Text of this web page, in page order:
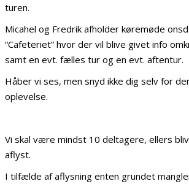
turen.
Micahel og Fredrik afholder køremøde
“Cafeteriet” hvor der vil blive givet info
samt en evt. fælles tur og en evt. aftentur.
Håber vi ses, men snyd ikke dig selv for
oplevelse.
Vi skal være mindst 10 deltagere, ellers
aflyst.
I tilfælde af aflysning enten grundet